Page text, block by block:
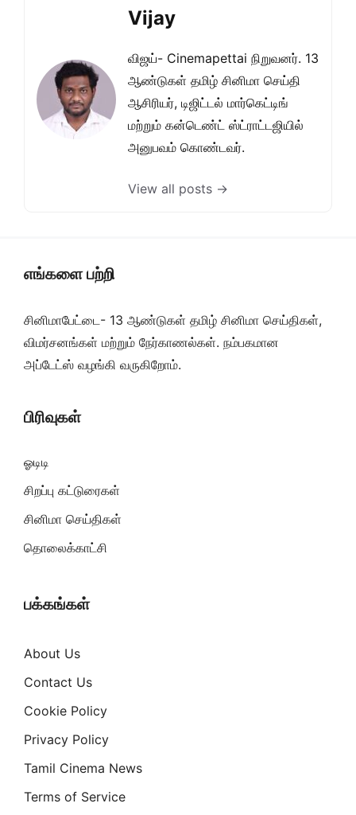
Vijay
விஜய்- Cinemapettai நிறுவனர். 13
ஆண்டுகள் தமிழ் சினிமா செய்தி
ஆசிரியர், டிஜிட்டல் மார்கெட்டிங்
மற்றும் கன்டெண்ட் ஸ்ட்ராட்டஜியில்
அனுபவம் கொண்டவர்.
View all posts →
எங்களை பற்றி
சினிமாபேட்டை- 13 ஆண்டுகள் தமிழ் சினிமா செய்திகள்,
விமர்சனங்கள் மற்றும் நேர்காணல்கள். நம்பகமான
அப்டேட்ஸ் வழங்கி வருகிறோம்.
பிரிவுகள்
ஓடிடி
சிறப்பு கட்டுரைகள்
சினிமா செய்திகள்
தொலைக்காட்சி
பக்கங்கள்
About Us
Contact Us
Cookie Policy
Privacy Policy
Tamil Cinema News
Terms of Service